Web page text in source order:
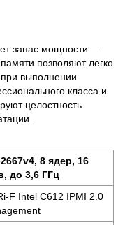
запас мощности —
позволяют легко
при выполнении
класса и
целостность
8 ядер, 16
до 3,6 ГГц
F Intel C612 IPMI 2.0